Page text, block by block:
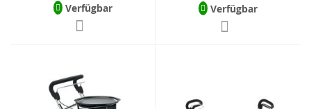
Verfügbar Verfügbar